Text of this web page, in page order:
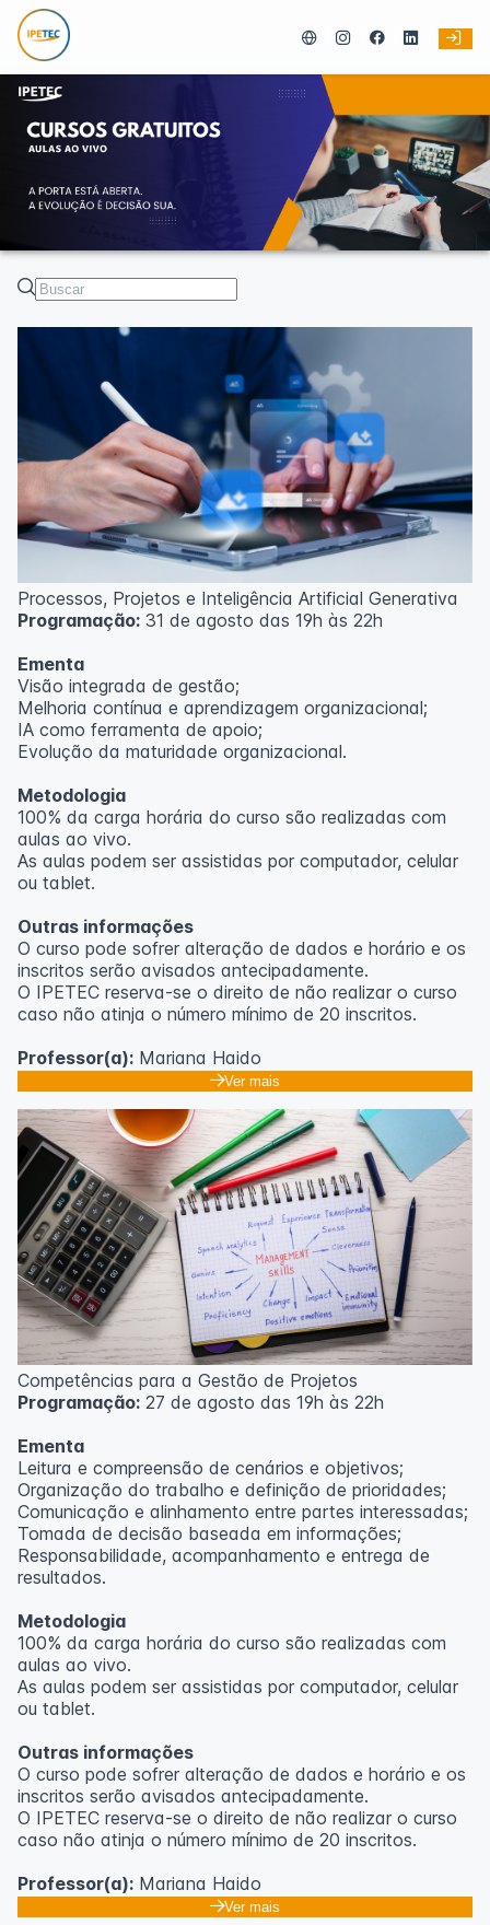
Processos, Projetos e Inteligência Artificial Generativa
Programação: 31 de agosto das 19h às 22h
Ementa
Visão integrada de gestão;
Melhoria contínua e aprendizagem organizacional;
IA como ferramenta de apoio;
Evolução da maturidade organizacional.
Metodologia
100% da carga horária do curso são realizadas com
aulas ao vivo.
As aulas podem ser assistidas por computador, celular
ou tablet.
Outras informações
O curso pode sofrer alteração de dados e horário e os
inscritos serão avisados ​​antecipadamente.
O IPETEC reserva-se o direito de não realizar o curso
caso não atinja o número mínimo de 20 inscritos.
Professor(a): Mariana Haido
Ver mais
Competências para a Gestão de Projetos
Programação: 27 de agosto das 19h às 22h
Ementa
Leitura e compreensão de cenários e objetivos;
Organização do trabalho e definição de prioridades;
Comunicação e alinhamento entre partes interessadas;
Tomada de decisão baseada em informações;
Responsabilidade, acompanhamento e entrega de
resultados.
Metodologia
100% da carga horária do curso são realizadas com
aulas ao vivo.
As aulas podem ser assistidas por computador, celular
ou tablet.
Outras informações
O curso pode sofrer alteração de dados e horário e os
inscritos serão avisados ​​antecipadamente.
O IPETEC reserva-se o direito de não realizar o curso
caso não atinja o número mínimo de 20 inscritos.
Professor(a): Mariana Haido
Ver mais